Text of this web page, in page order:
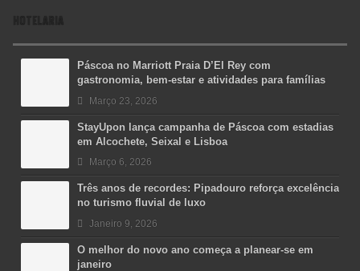
HOTELARIA
Páscoa no Marriott Praia D’El Rey com
gastronomia, bem-estar e atividades para famílias
Março 23, 2026
StayUpon lança campanha de Páscoa com estadias
em Alcochete, Seixal e Lisboa
Março 6, 2026
Três anos de recordes: Pipadouro reforça excelência
no turismo fluvial de luxo
Janeiro 9, 2026
O melhor do novo ano começa a planear-se em
janeiro